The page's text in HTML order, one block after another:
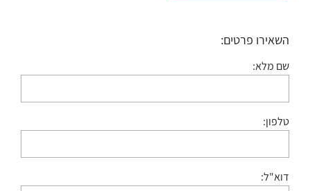
השאירו פרטים:
שם מלא:
טלפון:
דוא"ל: